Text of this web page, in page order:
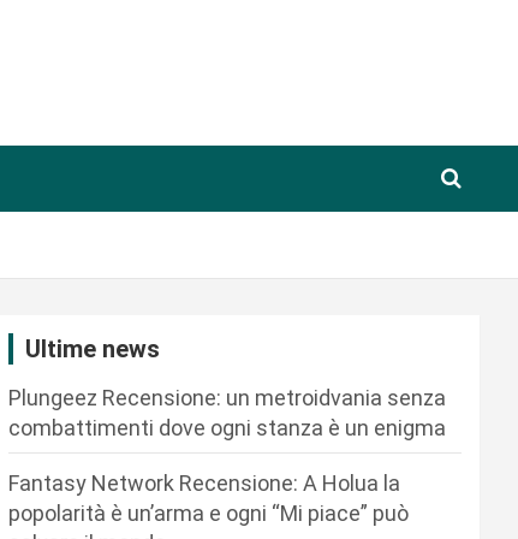
Ultime news
Plungeez Recensione: un metroidvania senza
combattimenti dove ogni stanza è un enigma
Fantasy Network Recensione: A Holua la
popolarità è un’arma e ogni “Mi piace” può